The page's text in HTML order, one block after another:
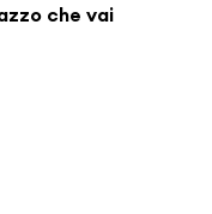
che vai